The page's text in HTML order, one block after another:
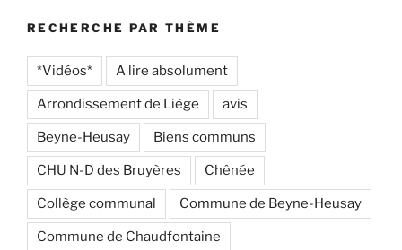
RECHERCHE PAR THÈME
*Vidéos* A lire absolument
Arrondissement de Liège avis
Beyne-Heusay Biens communs
CHU N-D des Bruyères Chênée
Collège communal Commune de Beyne-Heusay
Commune de Chaudfontaine